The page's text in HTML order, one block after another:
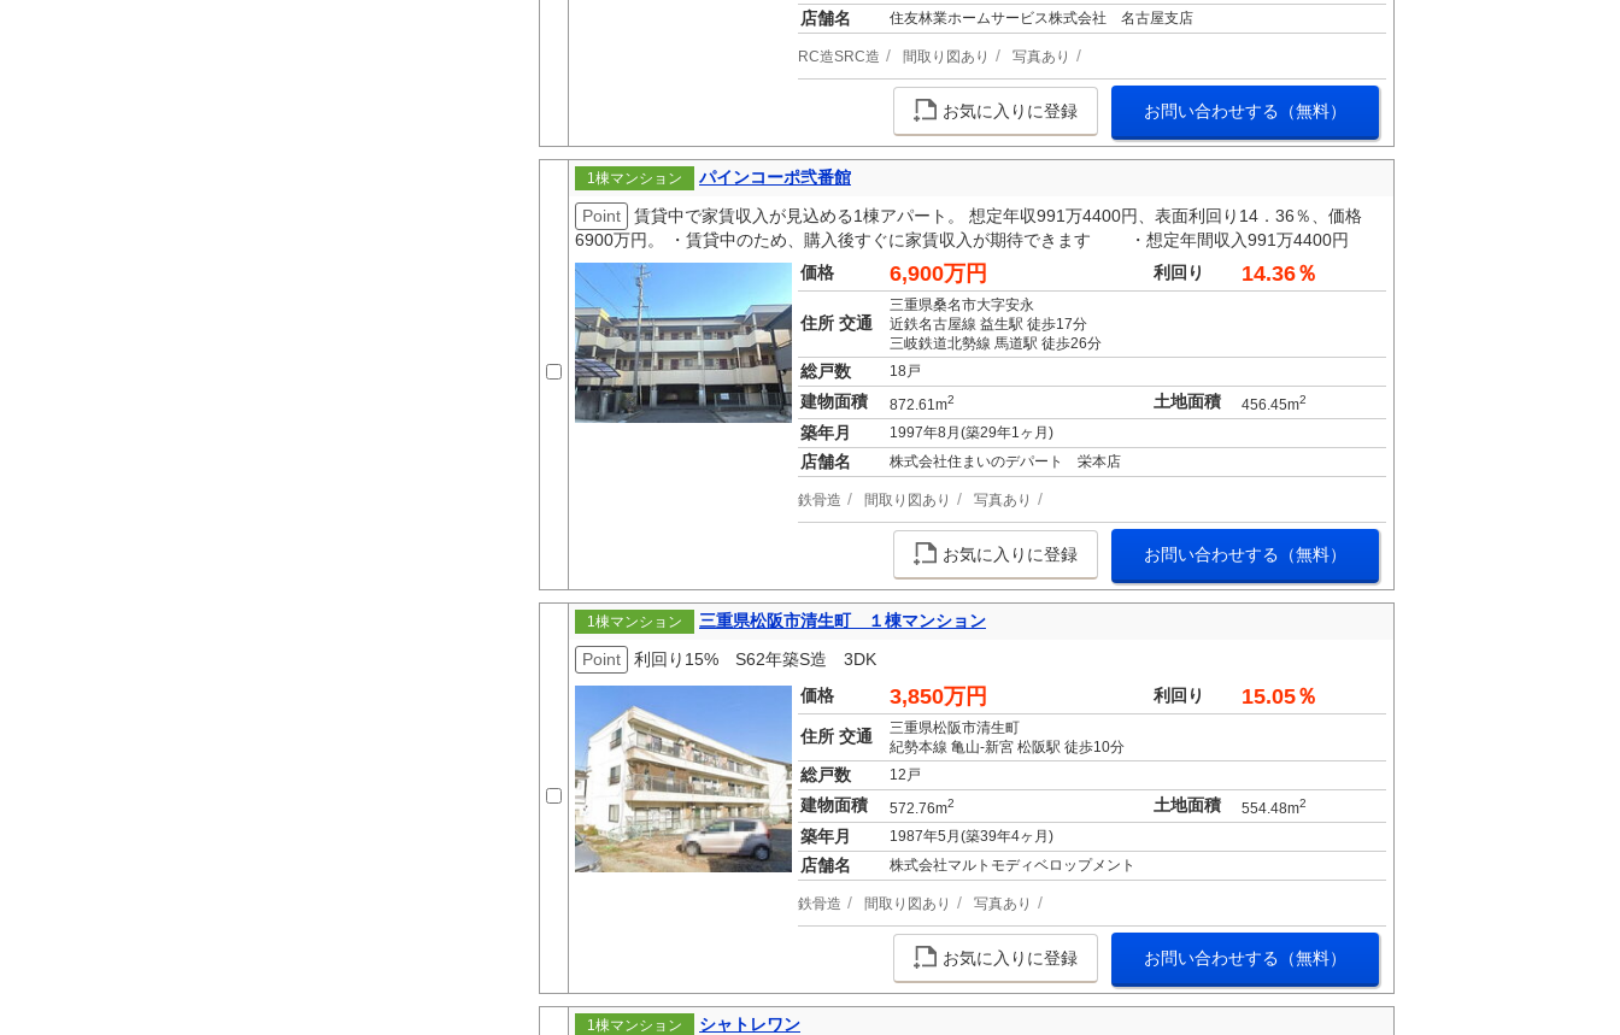
店舗名 住友林業ホームサービス株式会社 名古屋支店
RC造SRC造 間取り図あり 写真あり
お気に入りに登録 お問い合わせする（無料）
1棟マンション
パインコーポ弐番館
Point
賃貸中で家賃収入が見込める1棟アパート。 想定年収991万4400円、表面利回り14．36％、価格
6900万円。 ・賃貸中のため、購入後すぐに家賃収入が期待できます ・想定年間収入991万4400円
価格
6,900万円 利回り 14.36％
住所 交通
三重県桑名市大字安永
近鉄名古屋線 益生駅 徒歩17分
三岐鉄道北勢線 馬道駅 徒歩26分
総戸数 18戸
建物面積 872.61m2 土地面積 456.45m2
築年月 1997年8月(築29年1ヶ月)
店舗名 株式会社住まいのデパート 栄本店
鉄骨造 間取り図あり 写真あり
お気に入りに登録 お問い合わせする（無料）
1棟マンション
三重県松阪市清生町 １棟マンション
Point
利回り15% S62年築S造 3DK
価格
3,850万円 利回り 15.05％
住所 交通
三重県松阪市清生町
紀勢本線 亀山-新宮 松阪駅 徒歩10分
総戸数 12戸
建物面積 572.76m2 土地面積 554.48m2
築年月 1987年5月(築39年4ヶ月)
店舗名 株式会社マルトモディベロップメント
鉄骨造 間取り図あり 写真あり
お気に入りに登録 お問い合わせする（無料）
1棟マンション
シャトレワン